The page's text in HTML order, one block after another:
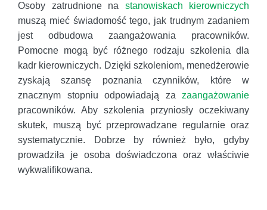
Osoby zatrudnione na stanowiskach kierowniczych
muszą mieć świadomość tego, jak trudnym zadaniem
jest odbudowa zaangażowania pracowników.
Pomocne mogą być różnego rodzaju szkolenia dla
kadr kierowniczych. Dzięki szkoleniom, menedżerowie
zyskają szansę poznania czynników, które w
znacznym stopniu odpowiadają za zaangażowanie
pracowników. Aby szkolenia przyniosły oczekiwany
skutek, muszą być przeprowadzane regularnie oraz
systematycznie. Dobrze by również było, gdyby
prowadziła je osoba doświadczona oraz właściwie
wykwalifikowana.